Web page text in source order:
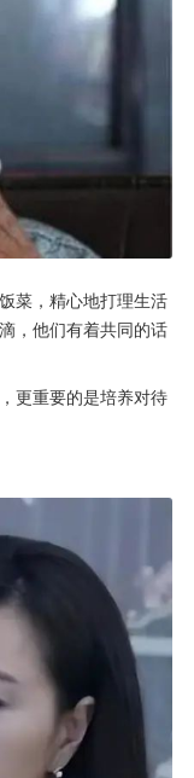
菜，精心地打理生活
，他们有着共同的话
更重要的是培养对待